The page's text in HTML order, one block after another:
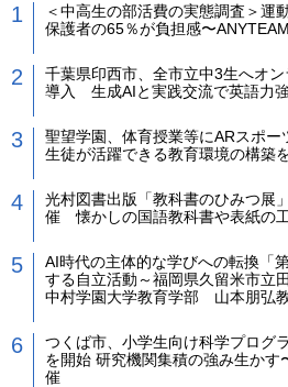
＜中高生の部活費の実態調査＞運
保護者の65％が負担感〜
千葉県印西市、全市立中3生へオ
導入 生成AIと実践交流で英語力
聖望学園、体育授業等にARスポ
生徒が活躍できる教育環境の構築
光村図書出版「教科書のひみつ展
催 懐かしの国語教科書や表紙の
AI時代の主体的な学びへの転換
する自立活動～福岡県久留米市立
中村学園大学教育学部 山本朋弘
つくば市、小学生向け科学プログ
を開始 研究機関集積の強み生かす
催